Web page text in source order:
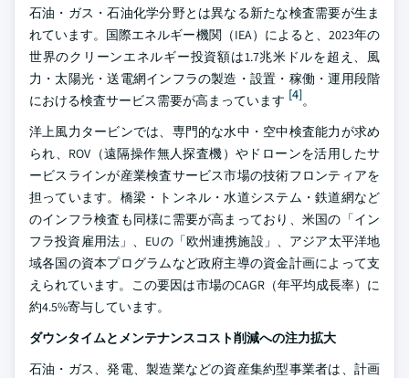
石油・ガス・石油化学分野とは異なる新たな検査需要が生ま
れています。国際エネルギー機関（IEA）によると、2023年の
世界のクリーンエネルギー投資額は1.7兆米ドルを超え、風
力・太陽光・送電網インフラの製造・設置・稼働・運用段階
における検査サービス需要が高まっています [4]。
洋上風力タービンでは、専門的な水中・空中検査能力が求め
られ、ROV（遠隔操作無人探査機）やドローンを活用したサ
ービスラインが産業検査サービス市場の技術フロンティアを
担っています。橋梁・トンネル・水道システム・鉄道網など
のインフラ検査も同様に需要が高まっており、米国の「イン
フラ投資雇用法」、EUの「欧州連携施設」、アジア太平洋地
域各国の資本プログラムなど政府主導の資金計画によって支
えられています。この要因は市場のCAGR（年平均成長率）に
約4.5%寄与しています。
ダウンタイムとメンテナンスコスト削減への注力拡大
石油・ガス、発電、製造業などの資産集約型事業者は、計画